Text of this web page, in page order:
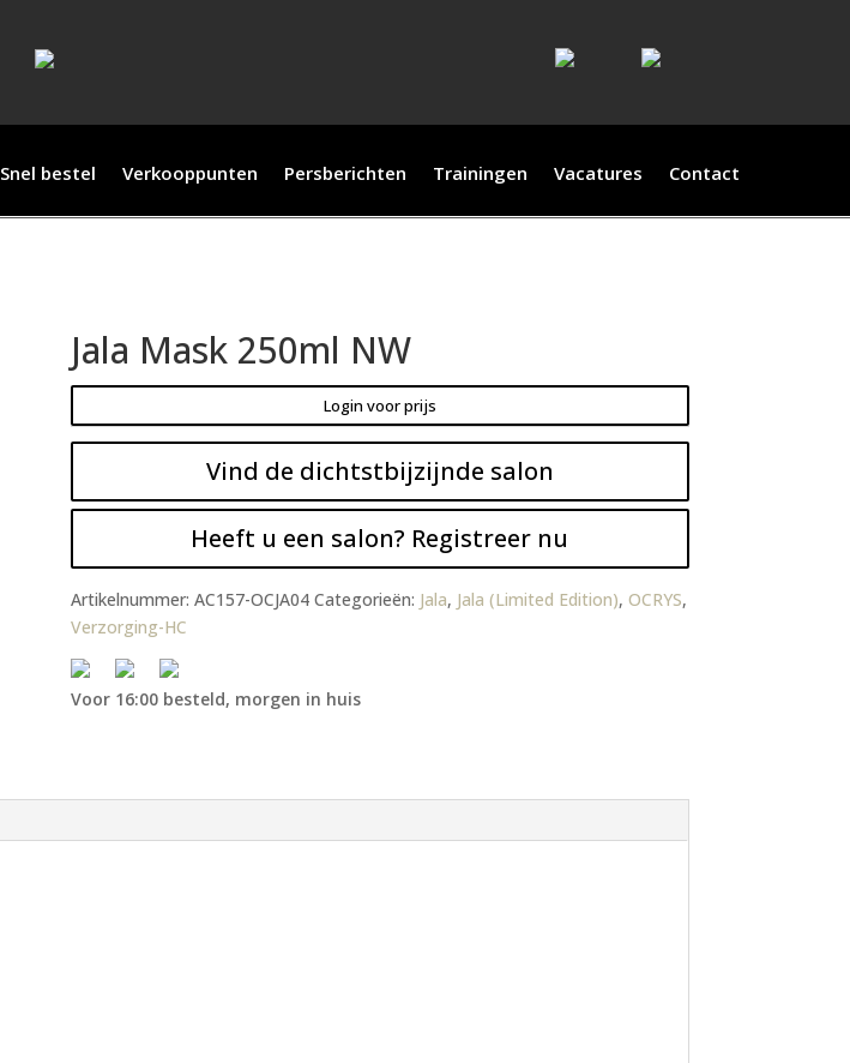
Snel bestel Verkooppunten Persberichten Trainingen Vacatures Contact
Jala Mask 250ml NW
Login voor prijs
Vind de dichtstbijzijnde salon
Heeft u een salon? Registreer nu
Artikelnummer: AC157-OCJA04 Categorieën: Jala, Jala (Limited Edition), OCRYS,
Verzorging-HC
Voor 16:00 besteld, morgen in huis